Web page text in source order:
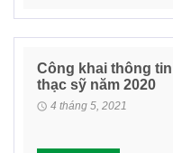
Công khai thông
thạc sỹ năm 2020
4 tháng 5, 2021